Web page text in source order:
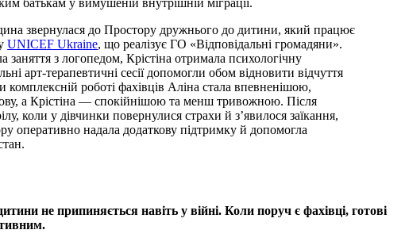
батькам у вимушеній внутрішній міграції.
звернулася до Простору дружнього до дитини, який працює
UNICEF Ukraine, що реалізує ГО «Відповідальні громадяни».
заняття з логопедом, Крістіна отримала психологічну
арт-терапевтичні сесії допомогли обом відновити відчуття
комплексній роботі фахівців Аліна стала впевненішою,
а Крістіна — спокійнішою та менш тривожною. Після
коли у дівчинки повернулися страхи й з’явилося заїкання,
оперативно надала додаткову підтримку й допомогла
не припиняється навіть у війні. Коли поруч є фахівці, готові